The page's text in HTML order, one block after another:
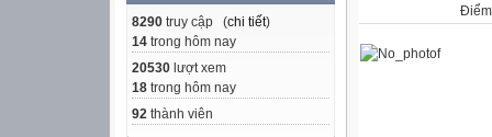
8290 truy cập (chi tiết)
14 trong hôm nay
20530 lượt xem
18 trong hôm nay
92 thành viên